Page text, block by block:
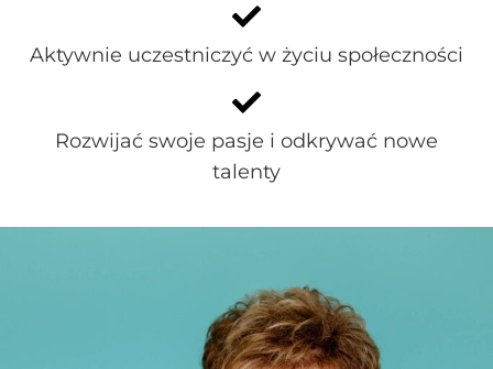
Aktywnie uczestniczyć w życiu społeczności
Rozwijać swoje pasje i odkrywać nowe
talenty